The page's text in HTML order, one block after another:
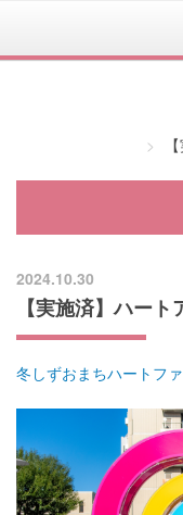
2024.10.30
【実施済】ハー
冬しずおまちハートフ